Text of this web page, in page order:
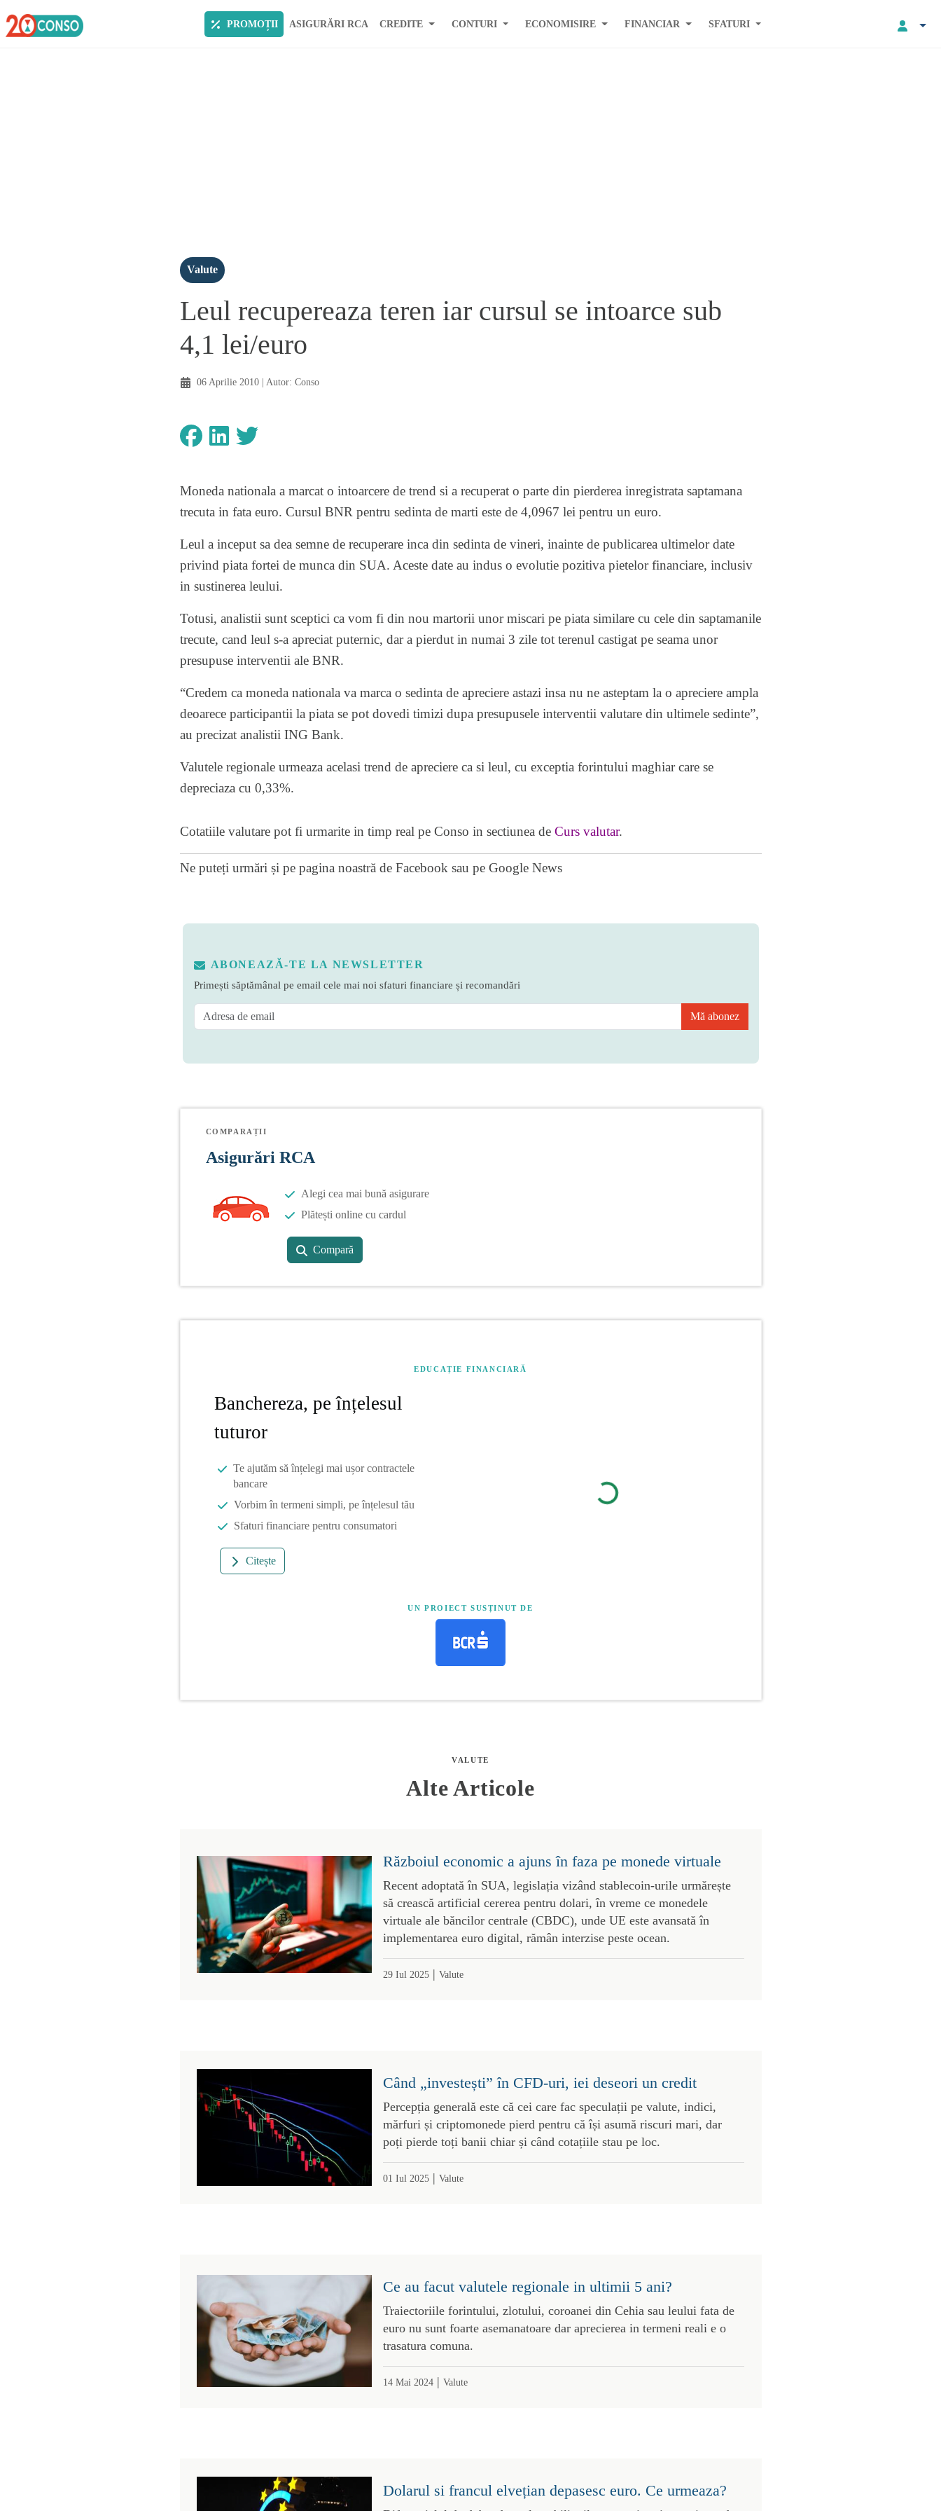
PROMOȚII ASIGURĂRI RCA CREDITE CONTURI ECONOMISIRE FINANCIAR SFATURI
Valute
Leul recupereaza teren iar cursul se intoarce sub
4,1 lei/euro
06 Aprilie 2010| Autor: Conso
Moneda nationala a marcat o intoarcere de trend si a recuperat o parte din pierderea inregistrata saptamana
trecuta in fata euro. Cursul BNR pentru sedinta de marti este de 4,0967 lei pentru un euro.
Leul a inceput sa dea semne de recuperare inca din sedinta de vineri, inainte de publicarea ultimelor date
privind piata fortei de munca din SUA. Aceste date au indus o evolutie pozitiva pietelor financiare, inclusiv
in sustinerea leului.
Totusi, analistii sunt sceptici ca vom fi din nou martorii unor miscari pe piata similare cu cele din saptamanile
trecute, cand leul s-a apreciat puternic, dar a pierdut in numai 3 zile tot terenul castigat pe seama unor
presupuse interventii ale BNR.
“Credem ca moneda nationala va marca o sedinta de apreciere astazi insa nu ne asteptam la o apreciere ampla
deoarece participantii la piata se pot dovedi timizi dupa presupusele interventii valutare din ultimele sedinte”,
au precizat analistii ING Bank.
Valutele regionale urmeaza acelasi trend de apreciere ca si leul, cu exceptia forintului maghiar care se
depreciaza cu 0,33%.
Cotatiile valutare pot fi urmarite in timp real pe Conso in sectiunea de Curs valutar.
Ne puteți urmări și pe pagina noastră de Facebook sau pe Google News
ABONEAZĂ-TE LA NEWSLETTER
Primești săptămânal pe email cele mai noi sfaturi financiare și recomandări
Mă abonez
COMPARAȚII
Asigurări RCA
Alegi cea mai bună asigurare
Plătești online cu cardul
Compară
EDUCAȚIE FINANCIARĂ
Banchereza, pe înțelesul
tuturor
Te ajutăm să înțelegi mai ușor contractele
bancare
Vorbim în termeni simpli, pe înțelesul tău
Sfaturi financiare pentru consumatori
Citește
UN PROIECT SUSȚINUT DE
VALUTE
Alte Articole
Războiul economic a ajuns în faza pe monede virtuale
Recent adoptată în SUA, legislația vizând stablecoin-urile urmărește
să crească artificial cererea pentru dolari, în vreme ce monedele
virtuale ale băncilor centrale (CBDC), unde UE este avansată în
implementarea euro digital, rămân interzise peste ocean.
29 Iul 2025| Valute
Când „investești” în CFD-uri, iei deseori un credit
Percepția generală este că cei care fac speculații pe valute, indici,
mărfuri și criptomonede pierd pentru că își asumă riscuri mari, dar
poți pierde toți banii chiar și când cotațiile stau pe loc.
01 Iul 2025| Valute
Ce au facut valutele regionale in ultimii 5 ani?
Traiectoriile forintului, zlotului, coroanei din Cehia sau leului fata de
euro nu sunt foarte asemanatoare dar aprecierea in termeni reali e o
trasatura comuna.
14 Mai 2024| Valute
Dolarul si francul elvețian depasesc euro. Ce urmeaza?